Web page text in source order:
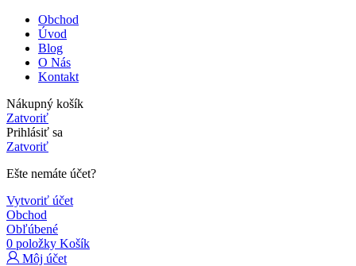
Obchod
Úvod
Blog
O Nás
Kontakt
Nákupný košík
Zatvoriť
Prihlásiť sa
Zatvoriť
Ešte nemáte účet?
Vytvoriť účet
Obchod
Obľúbené
0 položky Košík
Môj účet